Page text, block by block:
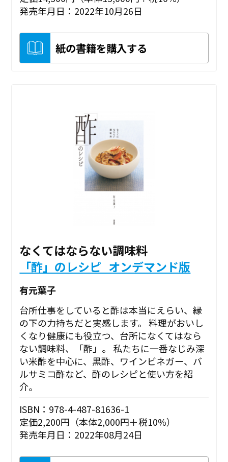
発売年月日：2022年10月26日
紙の書籍を購入する
なくてはならない調味料
「酢」のレシピ_オンデマンド版
有元葉子
台所仕事をしていると酢は本当にえらい、縁
の下の力持ちだと実感します。 料理がおいし
くなり健康にも役立つ、台所になくてはなら
ない調味料、「酢」。 私たちに一番なじみ深
い米酢を中心に、黒酢、ワインビネガー、バ
ルサミコ酢など、酢のレシピと使い方を紹
介。
ISBN：978-4-487-81636-1
定価2,200円（本体2,000円＋税10%）
発売年月日：2022年08月24日